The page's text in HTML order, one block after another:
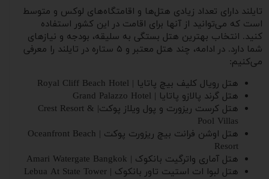
تایلند دارای تعداد زیادی هتل‌ها و اقامتگاه‌های لوکس و متوسط
است که می‌توانید از آنها برای اقامت در این کشور استفاده
کنید. انتخاب بهترین هتل بستگی به سلیقه‌، بودجه و نیازهای
شما دارد. در ادامه، چند هتل معتبر و ۵ ستاره در تایلند را معرفی
می‌کنیم:
هتل رویال کلیف بیچ پاتایا | Royal Cliff Beach Hotel
هتل گرند پالازو پاتایا | Grand Palazzo Hotel
هتل کرست ریزورت و پول ویلاز پوکت| Crest Resort &
Pool Villas
هتل اوشن فرانت بیچ ریزورت پوکت | Oceanfront Beach
Resort
هتل آماری واترگیت بانکوک | Amari Watergate Bangkok
هتل لبوا ات استیت تاور بانکوک | Lebua At State Tower